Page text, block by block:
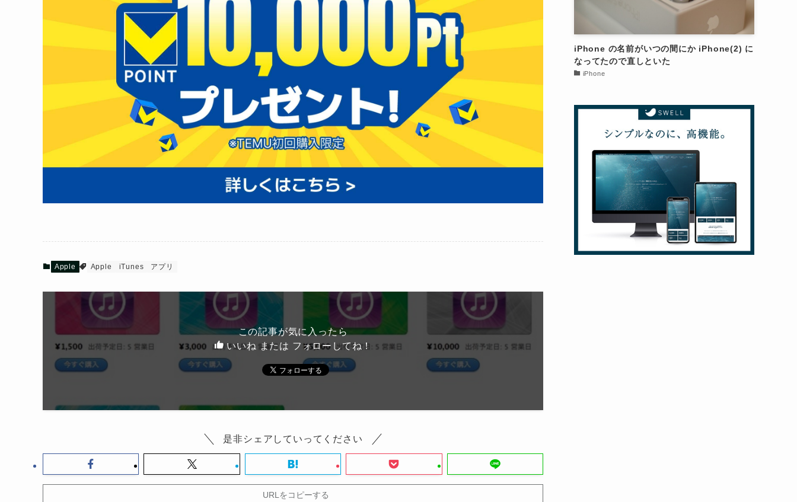
Apple Apple iTunes アプリ
この記事が気に入ったら
いいね または フォローしてね！
是非シェアしていってください
URLをコピーする
iPhone の名前がいつの間にか iPhone(2) に
なってたので直しといた
iPhone